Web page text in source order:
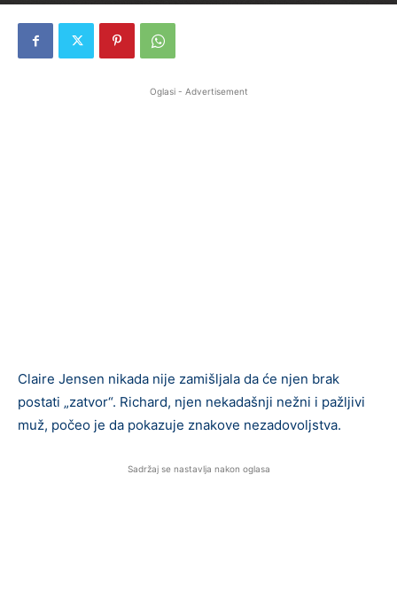
Oglasi - Advertisement
Claire Jensen nikada nije zamišljala da će njen brak
postati „zatvor“. Richard, njen nekadašnji nežni i pažljivi
muž, počeo je da pokazuje znakove nezadovoljstva.
Sadržaj se nastavlja nakon oglasa